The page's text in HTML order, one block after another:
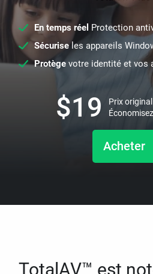
En temps réel Protection
Sécuriseles appareils
Protège votre identité et vos
Acheter
$19 Prix original
Économisez
TotalAV™ est